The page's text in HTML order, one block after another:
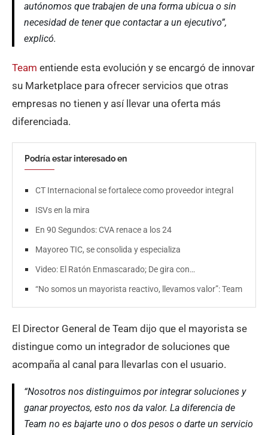
autónomos que trabajen de una forma ubicua o sin
necesidad de tener que contactar a un ejecutivo”,
explicó.
Team entiende esta evolución y se encargó de innovar
su Marketplace para ofrecer servicios que otras
empresas no tienen y así llevar una oferta más
diferenciada.
Podría estar interesado en
CT Internacional se fortalece como proveedor integral
ISVs en la mira
En 90 Segundos: CVA renace a los 24
Mayoreo TIC, se consolida y especializa
Video: El Ratón Enmascarado; De gira con…
“No somos un mayorista reactivo, llevamos valor”: Team
El Director General de Team dijo que el mayorista se
distingue como un integrador de soluciones que
acompaña al canal para llevarlas con el usuario.
“Nosotros nos distinguimos por integrar soluciones y
ganar proyectos, esto nos da valor. La diferencia de
Team no es bajarte uno o dos pesos o darte un servicio